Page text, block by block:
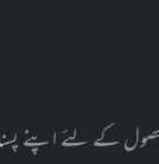
کے لئے اپنے